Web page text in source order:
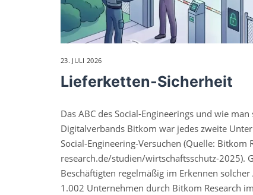
23. JULI 2026
Lieferketten-Sicherheit
Das ABC des Social-Engineerings und wie
Digitalverbands Bitkom war jedes zweite
Social-Engineering-Versuchen (Quelle:
research.de/studien/wirtschaftsschutz-2025).
Beschäftigten regelmäßig im Erkennen
1.002 Unternehmen durch Bitkom Research